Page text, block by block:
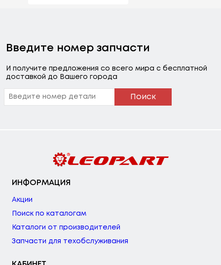
Введите номер запчасти
И получите предложения со всего мира с бесплатной
доставкой до Вашего города
Поиск
ИНФОРМАЦИЯ
Акции
Поиск по каталогам
Каталоги от производителей
Запчасти для техобслуживания